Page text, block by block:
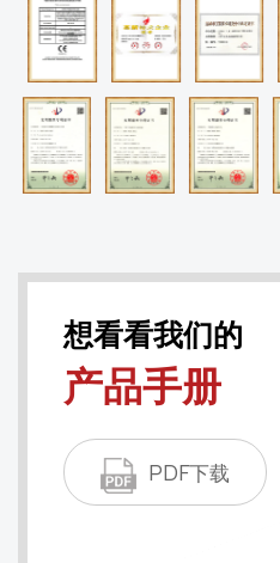
想看看我们的
产品手册
PDF下载